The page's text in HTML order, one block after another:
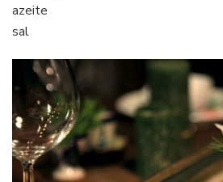
azeite
sal